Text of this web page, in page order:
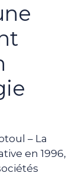
– La
en 1996,